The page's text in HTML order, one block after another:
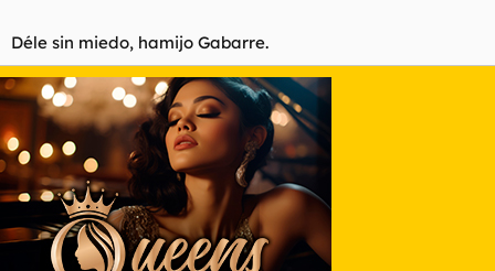
Déle sin miedo, hamijo Gabarre.